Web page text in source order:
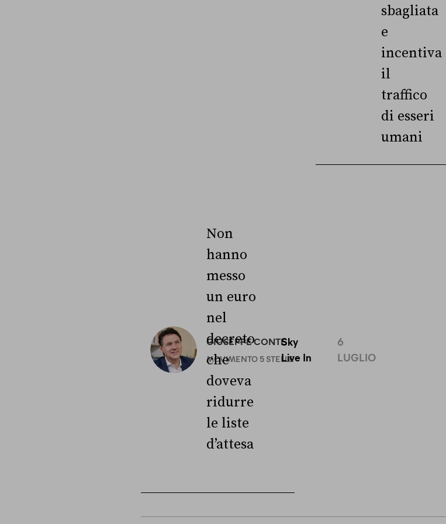
sbagliata
e
incentiva
il
traffico
di esseri
umani
GIUSEPPE CONTE
MOVIMENTO 5 STELLE
Non
hanno
messo
un euro
nel
decreto
che
doveva
ridurre
le liste
d’attesa
Sky
Live In
6
LUGLIO